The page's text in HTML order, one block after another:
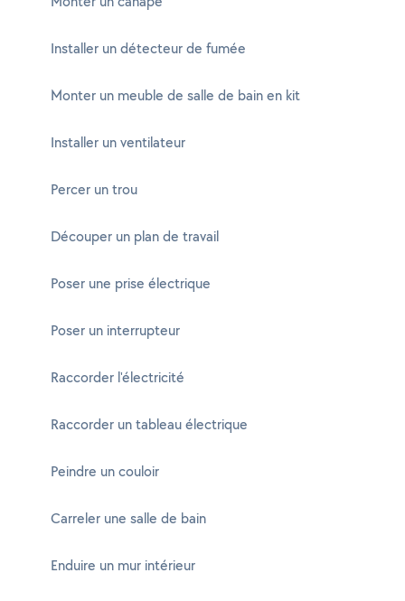
Installer un détecteur de fumée
Monter un meuble de salle de bain en kit
Installer un ventilateur
Percer un trou
Découper un plan de travail
Poser une prise électrique
Poser un interrupteur
Raccorder l'électricité
Raccorder un tableau électrique
Peindre un couloir
Carreler une salle de bain
Enduire un mur intérieur